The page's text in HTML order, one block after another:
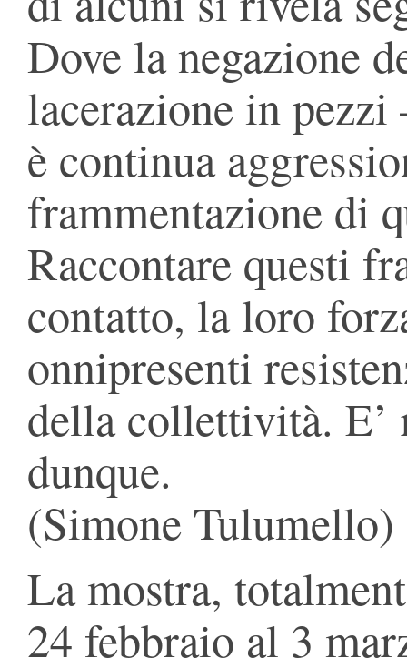
Dove la negazione
lacerazione in
è continua
frammentazione di
Raccontare questi
contatto, la loro
onnipresenti
della collettività. E’
dunque.
(Simone Tulumello)
La mostra,
24 febbraio al 3